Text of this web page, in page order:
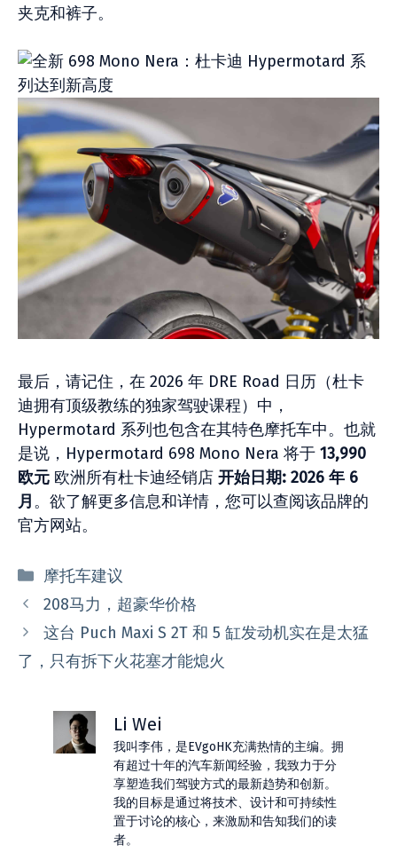
夹克和裤子。
最后，请记住，在 2026 年 DRE Road 日历（杜卡
迪拥有顶级教练的独家驾驶课程）中，
Hypermotard 系列也包含在其特色摩托车中。也就
是说，Hypermotard 698 Mono Nera 将于 13,990
欧元 欧洲所有杜卡迪经销店 开始日期: 2026 年 6
月 。欲了解更多信息和详情，您可以查阅该品牌的
官方网站。
分
类
摩托车建议
208马力，超豪华价格
这台 Puch Maxi S 2T 和 5 缸发动机实在是太猛
了，只有拆下火花塞才能熄火
Li Wei
我叫李伟，是EVgoHK充满热情的主编。拥
有超过十年的汽车新闻经验，我致力于分
享塑造我们驾驶方式的最新趋势和创新。
我的目标是通过将技术、设计和可持续性
置于讨论的核心，来激励和告知我们的读
者。